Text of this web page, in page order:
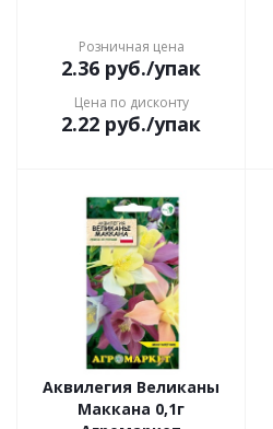
Розничная цена
2.36 руб./упак
Цена по дисконту
2.22 руб./упак
Аквилегия Великаны
Маккана 0,1г